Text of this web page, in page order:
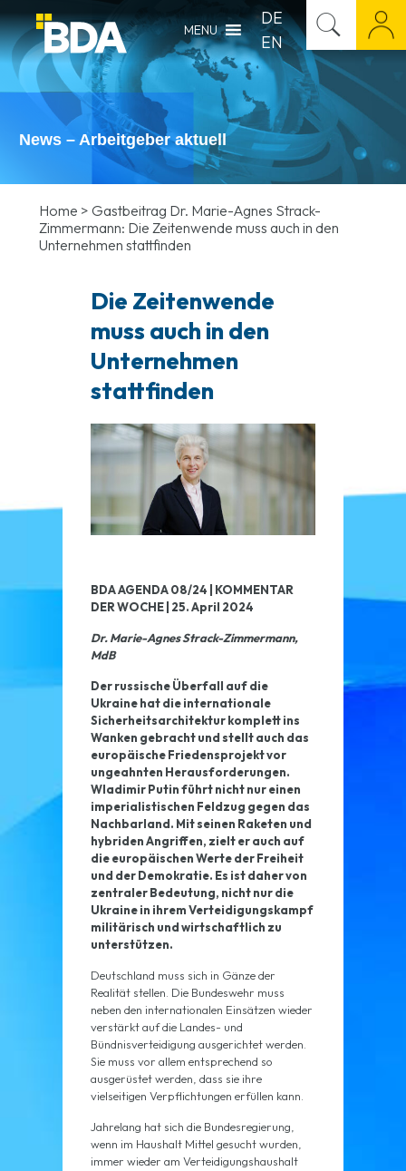
MENU
DE
EN
News – Arbeitgeber aktuell
Home > Gastbeitrag Dr. Marie-Agnes Strack-
Zimmermann: Die Zeitenwende muss auch in den
Unternehmen stattfinden
Die Zeitenwende
muss auch in den
Unternehmen
stattfinden
BDA AGENDA 08/24 | KOMMENTAR
DER WOCHE | 25. April 2024
Dr. Marie-Agnes Strack-Zimmermann,
MdB
Der russische Überfall auf die
Ukraine hat die internationale
Sicherheitsarchitektur komplett ins
Wanken gebracht und stellt auch das
europäische Friedensprojekt vor
ungeahnten Herausforderungen.
Wladimir Putin führt nicht nur einen
imperialistischen Feldzug gegen das
Nachbarland. Mit seinen Raketen und
hybriden Angriffen, zielt er auch auf
die europäischen Werte der Freiheit
und der Demokratie. Es ist daher von
zentraler Bedeutung, nicht nur die
Ukraine in ihrem Verteidigungskampf
militärisch und wirtschaftlich zu
unterstützen.
Deutschland muss sich in Gänze der
Realität stellen. Die Bundeswehr muss
neben den internationalen Einsätzen wieder
verstärkt auf die Landes- und
Bündnisverteidigung ausgerichtet werden.
Sie muss vor allem entsprechend so
ausgerüstet werden, dass sie ihre
vielseitigen Verpflichtungen erfüllen kann.
Jahrelang hat sich die Bundesregierung,
wenn im Haushalt Mittel gesucht wurden,
immer wieder am Verteidigungshaushalt